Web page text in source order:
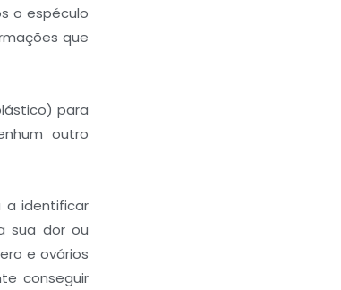
o espéculo
que
para
outro
a identificar
sua dor ou
e ovários
conseguir